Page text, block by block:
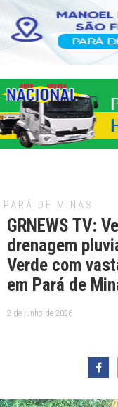
PARÁ DE MINAS
GRNEWS TV:
drenagem
Verde com
em Pará de
2 de junho de 2026